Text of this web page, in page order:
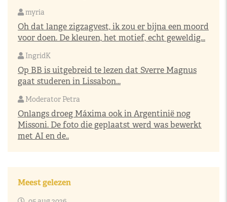
myria
Oh dat lange zigzagvest, ik zou er bijna een moord
voor doen. De kleuren, het motief, echt geweldig...
IngridK
Op BB is uitgebreid te lezen dat Sverre Magnus
gaat studeren in Lissabon...
Moderator Petra
Onlangs droeg Máxima ook in Argentinië nog
Missoni. De foto die geplaatst werd was bewerkt
met AI en de..
Meest gelezen